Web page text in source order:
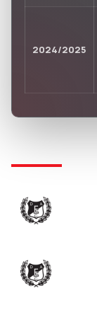
2024/2025